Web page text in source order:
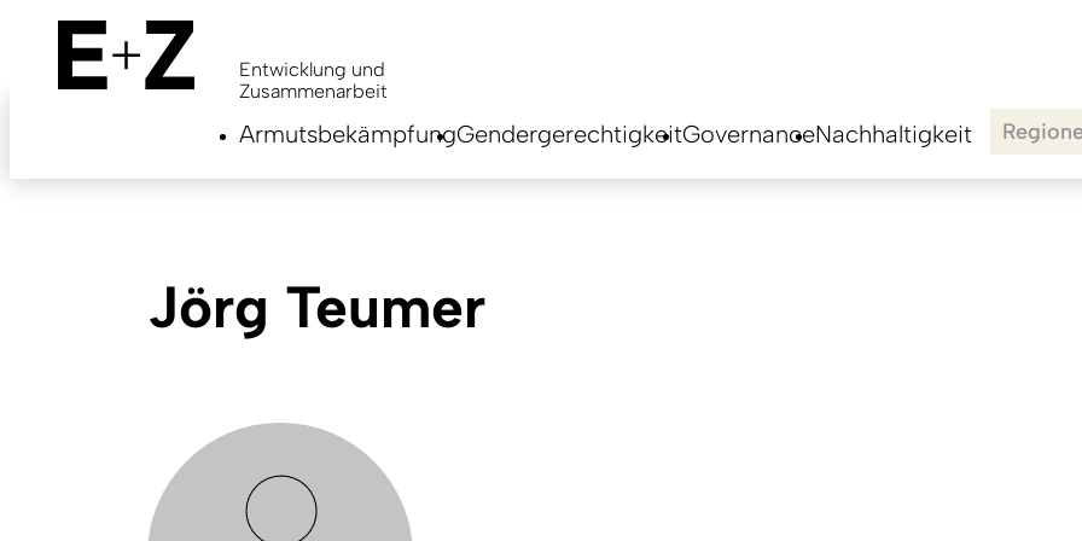
content
Entwicklung und
Zusammenarbeit
ArmutsbekämpfungGendergerechtigkeitGovernanceNachhaltigkeit
Jörg Teumer